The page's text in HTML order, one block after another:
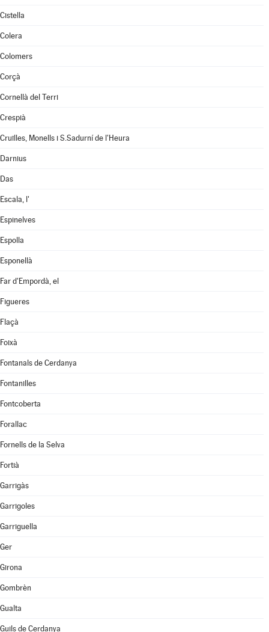
Cistella
Colera
Colomers
Corçà
Cornellà del Terri
Crespià
Cruïlles, Monells i S.Sadurní de l'Heura
Darnius
Das
Escala, l'
Espinelves
Espolla
Esponellà
Far d'Empordà, el
Figueres
Flaçà
Foixà
Fontanals de Cerdanya
Fontanilles
Fontcoberta
Forallac
Fornells de la Selva
Fortià
Garrigàs
Garrigoles
Garriguella
Ger
Girona
Gombrèn
Gualta
Guils de Cerdanya